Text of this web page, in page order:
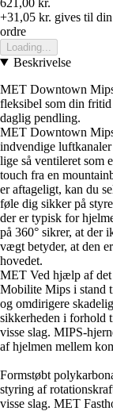
621,00 kr.
+31,05 kr. gives til
ordre
Loading...
Beskrivelse
MET Downtown
fleksibel som din
daglig pendling.
MET Downtown
indvendige
lige så ventileret som
touch fra en
er aftageligt, kan du
føle dig sikker på
der er typisk for
på 360° sikrer, at der
vægt betyder, at den
hovedet.
MET Ved hjælp af
Mobilite Mips i stand
og omdirigere
sikkerheden i forhold
visse slag. MIPS-
af hjelmen mellem
Formstøbt
styring af
visse slag. MET